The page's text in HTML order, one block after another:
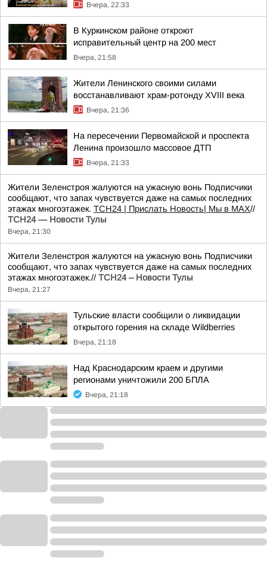
Вчера, 22:33
В Куркинском районе откроют
исправительный центр на 200 мест
Вчера, 21:58
Жители Ленинского своими силами
восстанавливают храм-ротонду XVIII века
Вчера, 21:36
На пересечении Первомайской и проспекта
Ленина произошло массовое ДТП
Вчера, 21:33
Жители Зеленстроя жалуются на ужасную вонь Подписчики
сообщают, что запах чувствуется даже на самых последних
этажах многоэтажек. ТСН24 | Прислать Новость| Мы в МАХ//
ТСН24 — Новости Тулы
Вчера, 21:30
Жители Зеленстроя жалуются на ужасную вонь Подписчики
сообщают, что запах чувствуется даже на самых последних
этажах многоэтажек.// ТСН24 – Новости Тулы
Вчера, 21:27
Тульские власти сообщили о ликвидации
открытого горения на складе Wildberries
Вчера, 21:18
Над Краснодарским краем и другими
регионами уничтожили 200 БПЛА
Вчера, 21:18